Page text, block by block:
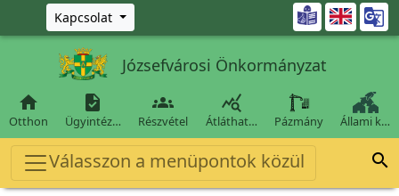
Ugrás a fő tartalomra
Kapcsolat 
Józsefvárosi Önkormányzat

Otthon

Ügyintéz…

Részvétel

Átláthat… Pázmány Állami k…
Válasszon a menüpontok közül 